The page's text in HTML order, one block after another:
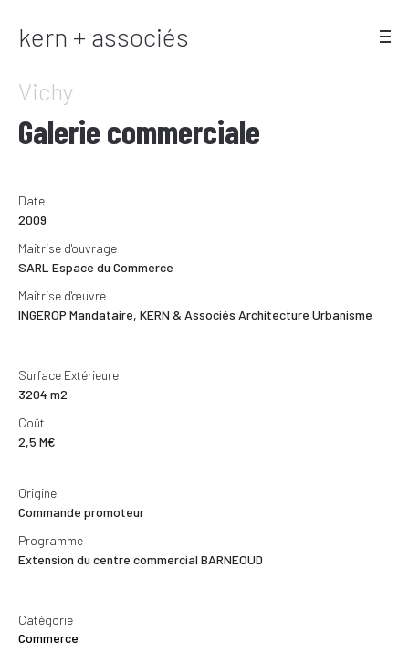
kern + associés
Vichy
Galerie commerciale
Date
2009
Maitrise d'ouvrage
SARL Espace du Commerce
Maitrise d'œuvre
INGEROP Mandataire, KERN & Associés Architecture Urbanisme
Surface Extérieure
3204 m2
Coût
2,5 M€
Origine
Commande promoteur
Programme
Extension du centre commercial BARNEOUD
Catégorie
Commerce